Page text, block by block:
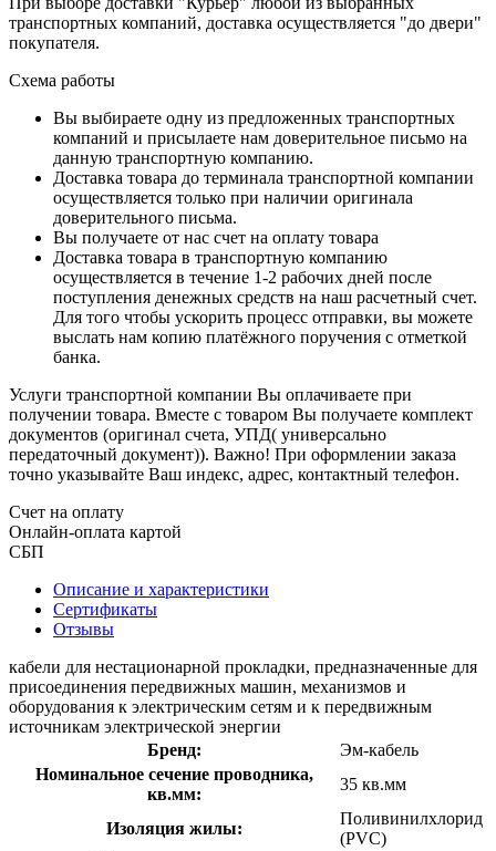
транспортных компаний, доставка осуществляется "до двери"
покупателя.
Схема работы
Вы выбираете одну из предложенных транспортных
компаний и присылаете нам доверительное письмо на
данную транспортную компанию.
Доставка товара до терминала транспортной компании
осуществляется только при наличии оригинала
доверительного письма.
Вы получаете от нас счет на оплату товара
Доставка товара в транспортную компанию
осуществляется в течение 1-2 рабочих дней после
поступления денежных средств на наш расчетный счет.
Для того чтобы ускорить процесс отправки, вы можете
выслать нам копию платёжного поручения с отметкой
банка.
Услуги транспортной компании Вы оплачиваете при
получении товара. Вместе с товаром Вы получаете комплект
документов (оригинал счета, УПД( универсально
передаточный документ)). Важно! При оформлении заказа
точно указывайте Ваш индекс, адрес, контактный телефон.
Счет на оплату
Онлайн-оплата картой
СБП
Описание и характеристики
Сертификаты
Отзывы
кабели для нестационарной прокладки, предназначенные для
присоединения передвижных машин, механизмов и
оборудования к электрическим сетям и к передвижным
источникам электрической энергии
Бренд:
Эм-кабель
Номинальное сечение проводника,
кв.мм:
35 кв.мм
Изоляция жилы:
Поливинилхлорид
(PVC)